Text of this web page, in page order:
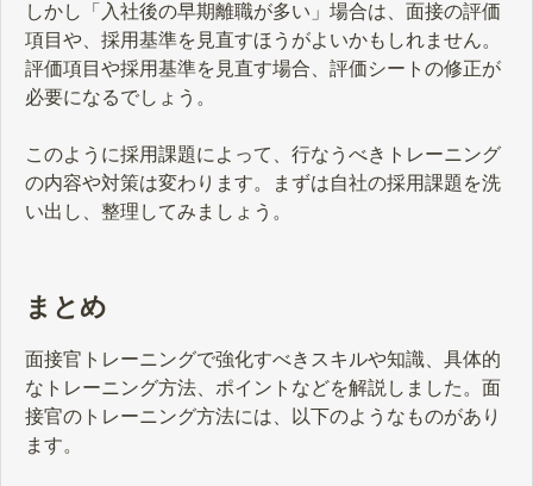
しかし「入社後の早期離職が多い」場合は、面接の評価
項目や、採用基準を見直すほうがよいかもしれません。
評価項目や採用基準を見直す場合、評価シートの修正が
必要になるでしょう。
このように採用課題によって、行なうべきトレーニング
の内容や対策は変わります。まずは自社の採用課題を洗
い出し、整理してみましょう。
まとめ
面接官トレーニングで強化すべきスキルや知識、具体的
なトレーニング方法、ポイントなどを解説しました。面
接官のトレーニング方法には、以下のようなものがあり
ます。